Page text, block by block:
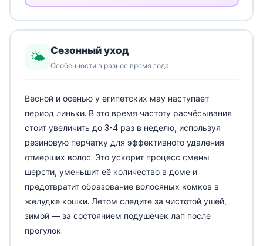
🌤️ Сезонный уход
Особенности в разное время года
Весной и осенью у египетских мау наступает
период линьки. В это время частоту расчёсывания
стоит увеличить до 3-4 раз в неделю, используя
резиновую перчатку для эффективного удаления
отмерших волос. Это ускорит процесс смены
шерсти, уменьшит её количество в доме и
предотвратит образование волосяных комков в
желудке кошки. Летом следите за чистотой ушей,
зимой — за состоянием подушечек лап после
прогулок.